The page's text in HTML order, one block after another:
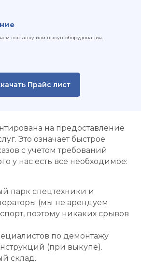
поставку или выкуп оборудования.
Прайс лист
на предоставление
Это означает быстрое
с учетом требований
у нас есть все необходимое:
парк спецтехники и
(мы не арендуем
поэтому никаких срывов
по демонтажу
(при выкупе).
склад.